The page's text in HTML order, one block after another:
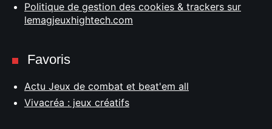
Politique de gestion des cookies & trackers sur
lemagjeuxhightech.com
Favoris
Actu Jeux de combat et beat'em all
Vivacréa : jeux créatifs